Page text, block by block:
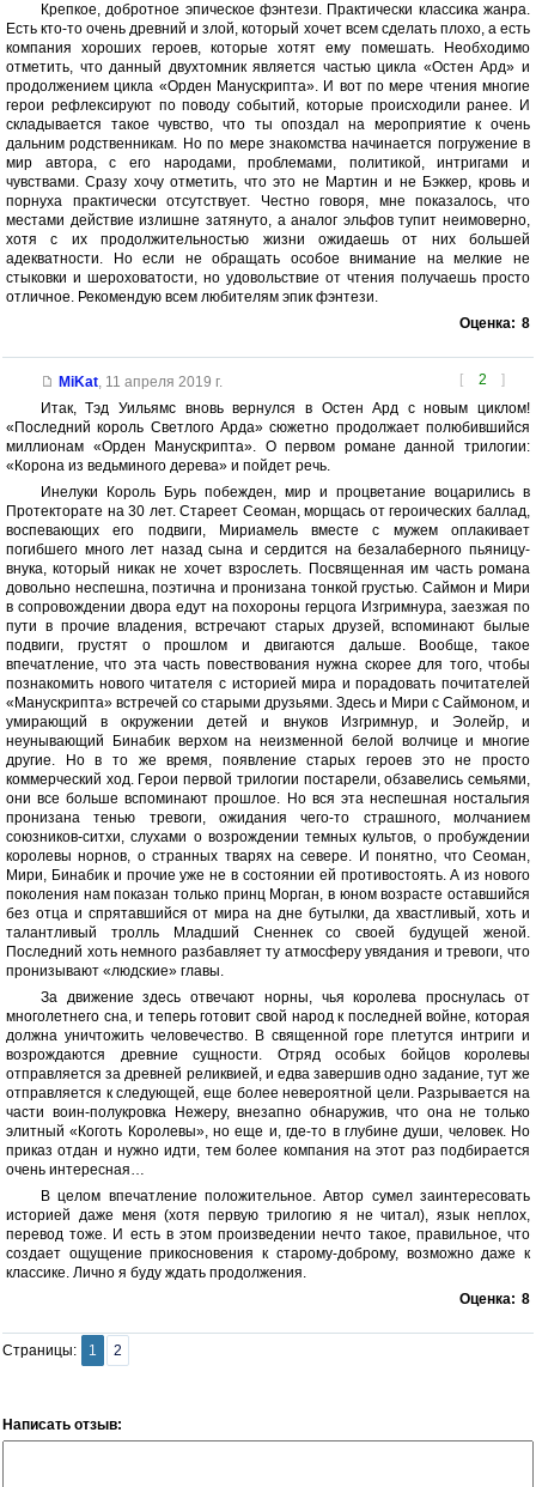
Крепкое, добротное эпическое фэнтези. Практически классика жанра.
Есть кто-то очень древний и злой, который хочет всем сделать плохо, а есть
компания хороших героев, которые хотят ему помешать. Необходимо
отметить, что данный двухтомник является частью цикла «Остен Ард» и
продолжением цикла «Орден Манускрипта». И вот по мере чтения многие
герои рефлексируют по поводу событий, которые происходили ранее. И
складывается такое чувство, что ты опоздал на мероприятие к очень
дальним родственникам. Но по мере знакомства начинается погружение в
мир автора, с его народами, проблемами, политикой, интригами и
чувствами. Сразу хочу отметить, что это не Мартин и не Бэккер, кровь и
порнуха практически отсутствует. Честно говоря, мне показалось, что
местами действие излишне затянуто, а аналог эльфов тупит неимоверно,
хотя с их продолжительностью жизни ожидаешь от них большей
адекватности. Но если не обращать особое внимание на мелкие не
стыковки и шероховатости, но удовольствие от чтения получаешь просто
отличное. Рекомендую всем любителям эпик фэнтези.
Оценка: 8
[ 2 ]
MiKat, 11 апреля 2019 г.
Итак, Тэд Уильямс вновь вернулся в Остен Ард с новым циклом!
«Последний король Светлого Арда» сюжетно продолжает полюбившийся
миллионам «Орден Манускрипта». О первом романе данной трилогии:
«Корона из ведьминого дерева» и пойдет речь.
Инелуки Король Бурь побежден, мир и процветание воцарились в
Протекторате на 30 лет. Стареет Сеоман, морщась от героических баллад,
воспевающих его подвиги, Мириамель вместе с мужем оплакивает
погибшего много лет назад сына и сердится на безалаберного пьяницу-
внука, который никак не хочет взрослеть. Посвященная им часть романа
довольно неспешна, поэтична и пронизана тонкой грустью. Саймон и Мири
в сопровождении двора едут на похороны герцога Изгримнура, заезжая по
пути в прочие владения, встречают старых друзей, вспоминают былые
подвиги, грустят о прошлом и двигаются дальше. Вообще, такое
впечатление, что эта часть повествования нужна скорее для того, чтобы
познакомить нового читателя с историей мира и порадовать почитателей
«Манускрипта» встречей со старыми друзьями. Здесь и Мири с Саймоном, и
умирающий в окружении детей и внуков Изгримнур, и Эолейр, и
неунывающий Бинабик верхом на неизменной белой волчице и многие
другие. Но в то же время, появление старых героев это не просто
коммерческий ход. Герои первой трилогии постарели, обзавелись семьями,
они все больше вспоминают прошлое. Но вся эта неспешная ностальгия
пронизана тенью тревоги, ожидания чего-то страшного, молчанием
союзников-ситхи, слухами о возрождении темных культов, о пробуждении
королевы норнов, о странных тварях на севере. И понятно, что Сеоман,
Мири, Бинабик и прочие уже не в состоянии ей противостоять. А из нового
поколения нам показан только принц Морган, в юном возрасте оставшийся
без отца и спрятавшийся от мира на дне бутылки, да хвастливый, хоть и
талантливый тролль Младший Сненнек со своей будущей женой.
Последний хоть немного разбавляет ту атмосферу увядания и тревоги, что
пронизывают «людские» главы.
За движение здесь отвечают норны, чья королева проснулась от
многолетнего сна, и теперь готовит свой народ к последней войне, которая
должна уничтожить человечество. В священной горе плетутся интриги и
возрождаются древние сущности. Отряд особых бойцов королевы
отправляется за древней реликвией, и едва завершив одно задание, тут же
отправляется к следующей, еще более невероятной цели. Разрывается на
части воин-полукровка Нежеру, внезапно обнаружив, что она не только
элитный «Коготь Королевы», но еще и, где-то в глубине души, человек. Но
приказ отдан и нужно идти, тем более компания на этот раз подбирается
очень интересная…
В целом впечатление положительное. Автор сумел заинтересовать
историей даже меня (хотя первую трилогию я не читал), язык неплох,
перевод тоже. И есть в этом произведении нечто такое, правильное, что
создает ощущение прикосновения к старому-доброму, возможно даже к
классике. Лично я буду ждать продолжения.
Оценка: 8
Страницы: 1 2
Написать отзыв: